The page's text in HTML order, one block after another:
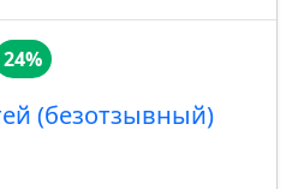
24%
(безотзывный)